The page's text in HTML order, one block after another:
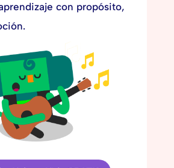
con propósito,